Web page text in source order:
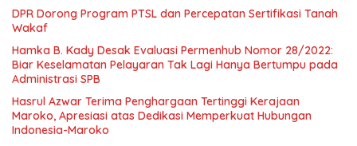
DPR Dorong Program PTSL dan Percepatan Sertifikasi Tanah
Wakaf
Hamka B. Kady Desak Evaluasi Permenhub Nomor 28/2022:
Biar Keselamatan Pelayaran Tak Lagi Hanya Bertumpu pada
Administrasi SPB
Hasrul Azwar Terima Penghargaan Tertinggi Kerajaan
Maroko, Apresiasi atas Dedikasi Memperkuat Hubungan
Indonesia-Maroko